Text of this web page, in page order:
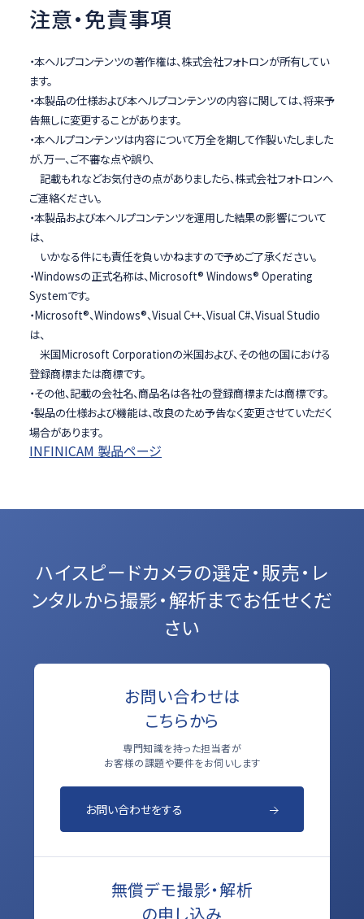
注意・免責事項
・本ヘルプコンテンツの著作権は、株式会社フォトロンが所有してい
ます。
・本製品の仕様および本ヘルプコンテンツの内容に関しては、将来予
告無しに変更することがあります。
・本ヘルプコンテンツは内容について万全を期して作製いたしました
が、万一、ご不審な点や誤り、
記載もれなどお気付きの点がありましたら、株式会社フォトロンへ
ご連絡ください。
・本製品および本ヘルプコンテンツを運用した結果の影響について
は、
いかなる件にも責任を負いかねますので予めご了承ください。
・Windowsの正式名称は、Microsoft® Windows® Operating
Systemです。
・Microsoft®、Windows®、Visual C++、Visual C#、Visual Studio
は、
米国Microsoft Corporationの米国および、その他の国における
登録商標または商標です。
・その他、記載の会社名、商品名は各社の登録商標または商標です。
・製品の仕様および機能は、改良のため予告なく変更させていただく
場合があります。
INFINICAM 製品ページ
ハイスピードカメラの選定・販売・レ
ンタルから撮影・解析までお任せくだ
さい
お問い合わせは
こちらから
専門知識を持った担当者が
お客様の課題や要件をお伺いします
お問い合わせをする
無償デモ撮影・解析
の申し込み